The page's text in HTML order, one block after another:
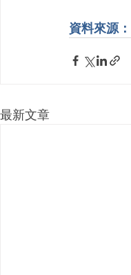
資料來源：
最新文章